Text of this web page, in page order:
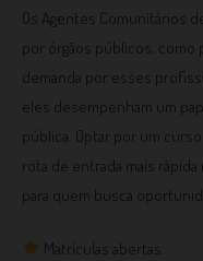
Os Agentes Comunitários
por órgãos públicos, como
demanda por esses
eles desempenham um
pública. Optar por um
rota de entrada mais
para quem busca
Matrículas abertas.